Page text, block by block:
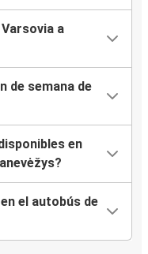
a
de semana de
en
el autobús de